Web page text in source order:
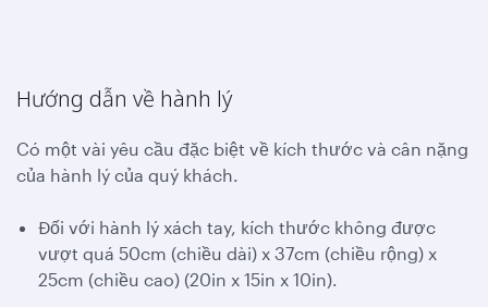
Hướng dẫn về hành lý
Có một vài yêu cầu đặc biệt về kích thước và cân nặng
của hành lý của quý khách.
Đối với hành lý xách tay, kích thước không được
vượt quá 50cm (chiều dài) x 37cm (chiều rộng) x
25cm (chiều cao) (20in x 15in x 10in).